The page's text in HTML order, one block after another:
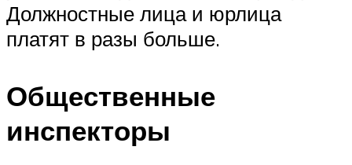
Должностные лица и юрлица
платят в разы больше.
Общественные
инспекторы